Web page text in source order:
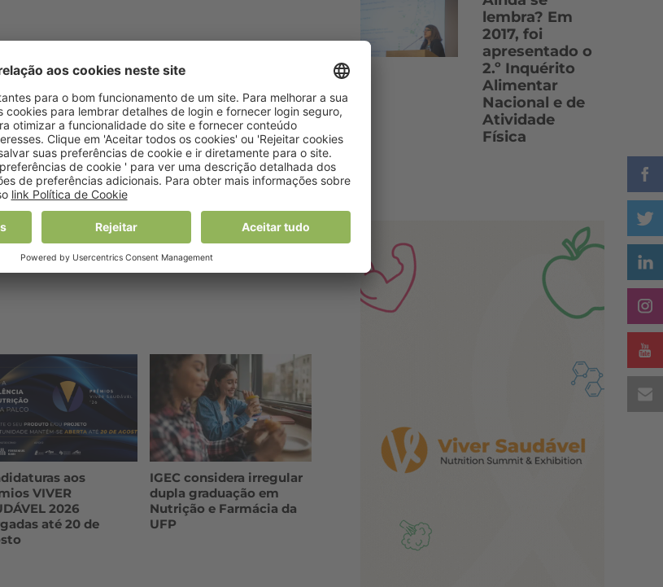
de Ciências da Nutrição e Alimentação irá
Sala do Fundo Antigo da Reitoria, anuncia a
aos
VIVER
2026
até 20 de
IGEC considera irregular
dupla graduação em
Nutrição e Farmácia da
UFP
lembra? Em
2017, foi
apresentado o
2.º Inquérito
Alimentar
Nacional e de
Atividade
Física